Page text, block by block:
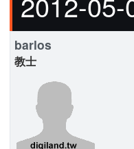
barlos
教士